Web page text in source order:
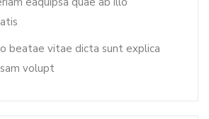
beatae vitae dicta sunt explica
volupt